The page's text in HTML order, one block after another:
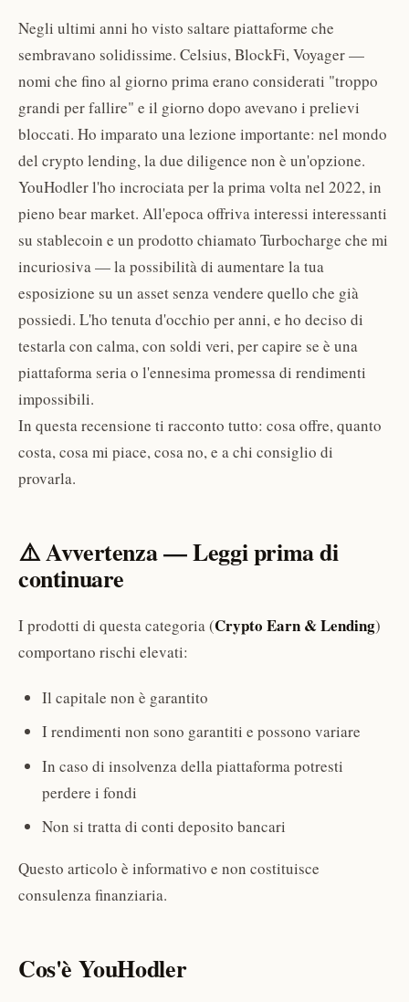
Negli ultimi anni ho visto saltare piattaforme che
sembravano solidissime. Celsius, BlockFi, Voyager —
nomi che fino al giorno prima erano considerati "troppo
grandi per fallire" e il giorno dopo avevano i prelievi
bloccati. Ho imparato una lezione importante: nel mondo
del crypto lending, la due diligence non è un'opzione.
YouHodler l'ho incrociata per la prima volta nel 2022, in
pieno bear market. All'epoca offriva interessi interessanti
su stablecoin e un prodotto chiamato Turbocharge che mi
incuriosiva — la possibilità di aumentare la tua
esposizione su un asset senza vendere quello che già
possiedi. L'ho tenuta d'occhio per anni, e ho deciso di
testarla con calma, con soldi veri, per capire se è una
piattaforma seria o l'ennesima promessa di rendimenti
impossibili.
In questa recensione ti racconto tutto: cosa offre, quanto
costa, cosa mi piace, cosa no, e a chi consiglio di
provarla.
⚠️ Avvertenza — Leggi prima di
continuare
I prodotti di questa categoria (Crypto Earn & Lending)
comportano rischi elevati:
Il capitale non è garantito
I rendimenti non sono garantiti e possono variare
In caso di insolvenza della piattaforma potresti
perdere i fondi
Non si tratta di conti deposito bancari
Questo articolo è informativo e non costituisce
consulenza finanziaria.
Cos'è YouHodler